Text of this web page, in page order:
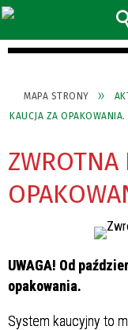
MAPA STRONY
KAUCJA ZA OPAKOWANIA.
ZWROTNA
UWAGA! Od
opakowania.
System kaucyjny to